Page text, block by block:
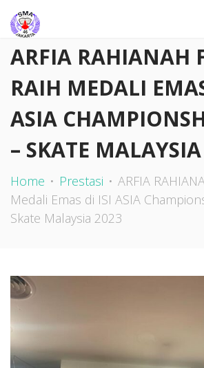
ARFIA RAHIANAH
RAIH MEDALI
ASIA
– SKATE
Home Prestasi
ARFIA
Medali Emas di ISI ASIA
Skate Malaysia 2023